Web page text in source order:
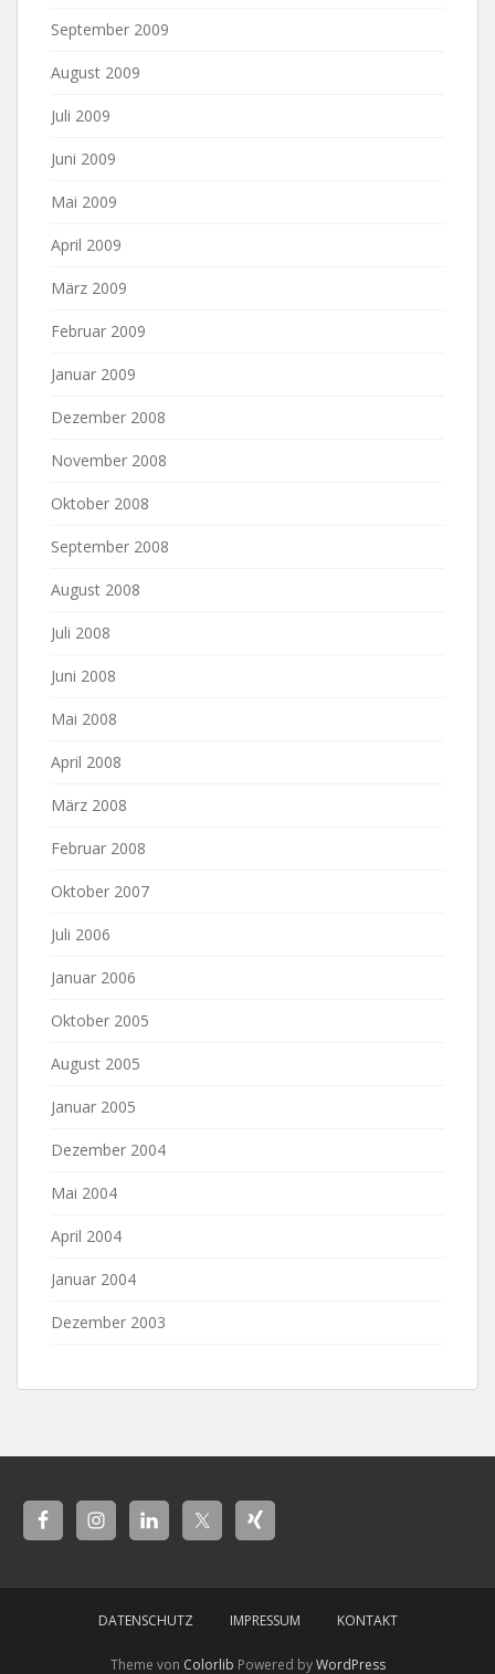
September 2009
August 2009
Juli 2009
Juni 2009
Mai 2009
April 2009
März 2009
Februar 2009
Januar 2009
Dezember 2008
November 2008
Oktober 2008
September 2008
August 2008
Juli 2008
Juni 2008
Mai 2008
April 2008
März 2008
Februar 2008
Oktober 2007
Juli 2006
Januar 2006
Oktober 2005
August 2005
Januar 2005
Dezember 2004
Mai 2004
April 2004
Januar 2004
Dezember 2003
DATENSCHUTZ IMPRESSUM KONTAKT
Theme von Colorlib Powered byWordPress